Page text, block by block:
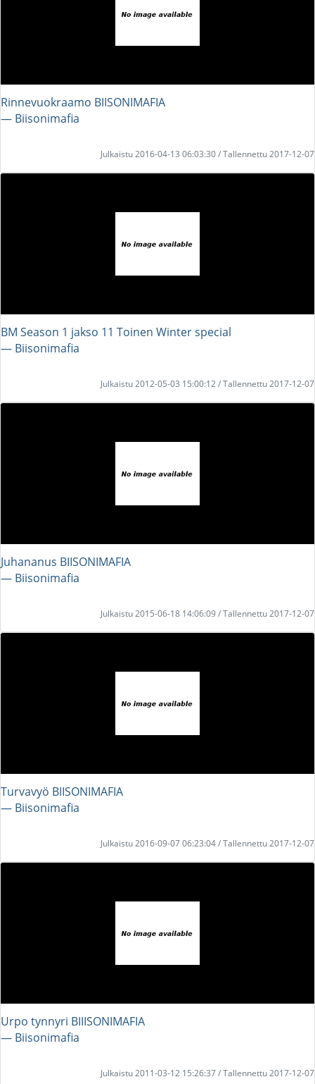
Rinnevuokraamo BIISONIMAFIA
― Biisonimafia
Julkaistu 2016-04-13 06:03:30 / Tallennettu 2017-12-07
BM Season 1 jakso 11 Toinen Winter special
― Biisonimafia
Julkaistu 2012-05-03 15:00:12 / Tallennettu 2017-12-07
Juhananus BIISONIMAFIA
― Biisonimafia
Julkaistu 2015-06-18 14:06:09 / Tallennettu 2017-12-07
Turvavyö BIISONIMAFIA
― Biisonimafia
Julkaistu 2016-09-07 06:23:04 / Tallennettu 2017-12-07
Urpo tynnyri BIIISONIMAFIA
― Biisonimafia
Julkaistu 2011-03-12 15:26:37 / Tallennettu 2017-12-07